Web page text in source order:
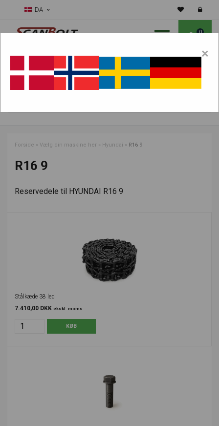
DA
0
Forside » Vælg din maskine her » Hyundai » R16 9
R16 9
Reservedele til HYUNDAI R16 9
Stålkæde 38 led
7.410,00 DKK ekskl. moms
×